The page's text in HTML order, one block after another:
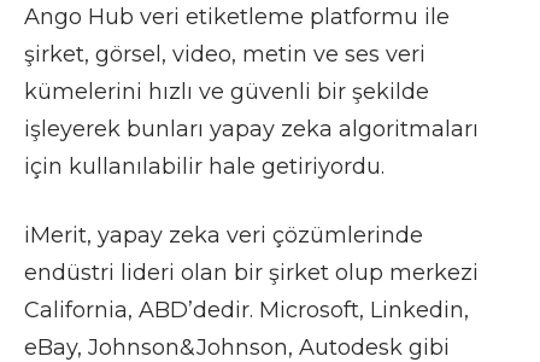
Ango Hub veri etiketleme platformu ile
şirket, görsel, video, metin ve ses veri
kümelerini hızlı ve güvenli bir şekilde
işleyerek bunları yapay zeka algoritmaları
için kullanılabilir hale getiriyordu.
iMerit, yapay zeka veri çözümlerinde
endüstri lideri olan bir şirket olup merkezi
California, ABD’dedir. Microsoft, Linkedin,
eBay, Johnson&Johnson, Autodesk gibi